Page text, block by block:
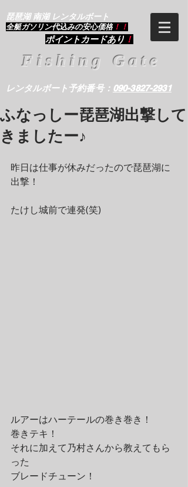
琵琶湖 南湖 レンタルボート
​全艇ガソリン代込みの安心価格 ！！
ポイントカードあり ！
Fishing Gate
レンタルボート予約番号： 090-3827-2931
ふなっしー琵琶湖出撃して
きましたー♪
昨日は仕事が休みだったので琵琶湖に
出撃！
たけし城前で連発(笑)
ルアーはハーテールの巻き巻き！
巻きテキ！
それに加えて乃村さんから教えてもら
った
ブレードチューン！